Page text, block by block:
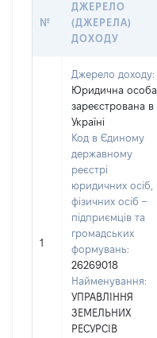
№
ДЖЕРЕЛО
(ДЖЕРЕЛА)
ДОХОДУ
1
Джерело доходу:
Юридична особа,
зареєстрована в
Україні
Код в Єдиному
державному
реєстрі
юридичних осіб,
фізичних осіб –
підприємців та
громадських
формувань:
26269018
Найменування:
УПРАВЛІННЯ
ЗЕМЕЛЬНИХ
РЕСУРСІВ